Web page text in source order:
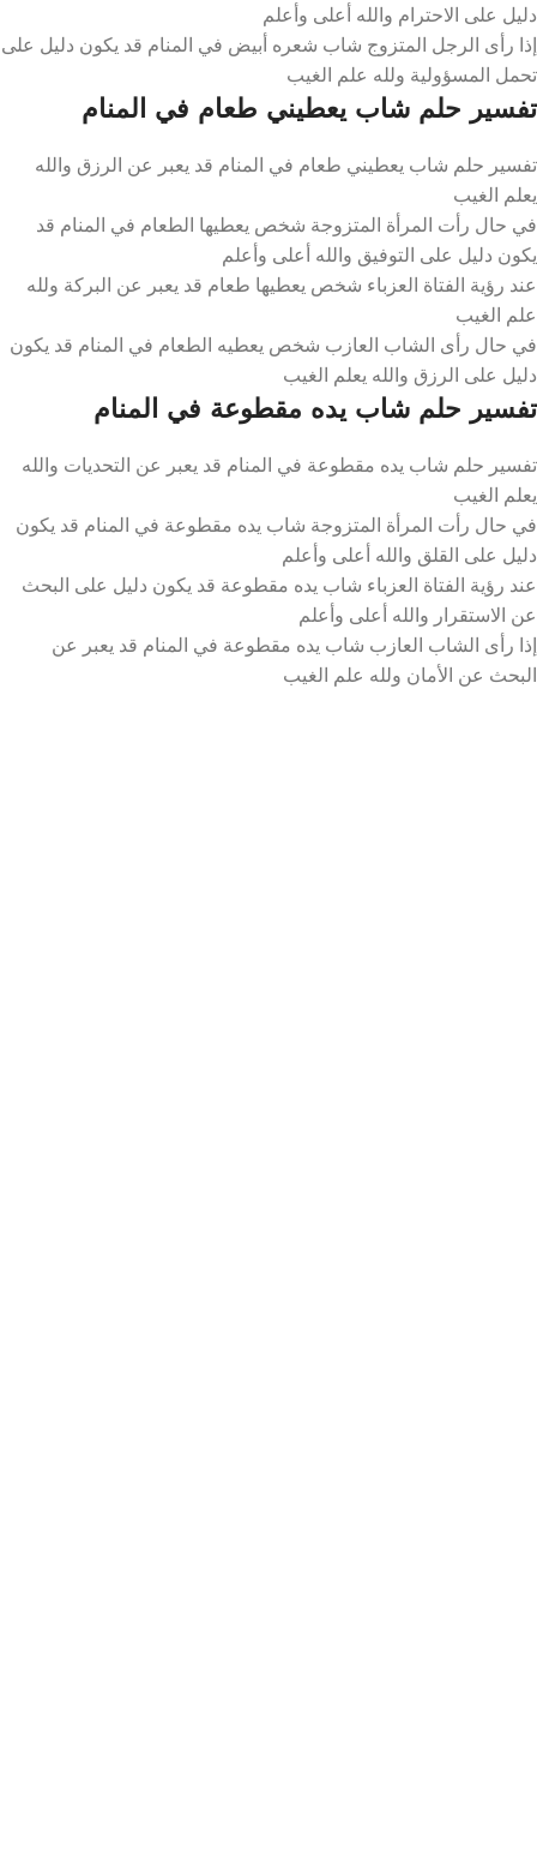
دليل على الاحترام والله أعلى وأعلم
إذا رأى الرجل المتزوج شاب شعره أبيض في المنام قد يكون دليل على
تحمل المسؤولية ولله علم الغيب
تفسير حلم شاب يعطيني طعام في المنام
تفسير حلم شاب يعطيني طعام في المنام قد يعبر عن الرزق والله
يعلم الغيب
في حال رأت المرأة المتزوجة شخص يعطيها الطعام في المنام قد
يكون دليل على التوفيق والله أعلى وأعلم
عند رؤية الفتاة العزباء شخص يعطيها طعام قد يعبر عن البركة ولله
علم الغيب
في حال رأى الشاب العازب شخص يعطيه الطعام في المنام قد يكون
دليل على الرزق والله يعلم الغيب
تفسير حلم شاب يده مقطوعة في المنام
تفسير حلم شاب يده مقطوعة في المنام قد يعبر عن التحديات والله
يعلم الغيب
في حال رأت المرأة المتزوجة شاب يده مقطوعة في المنام قد يكون
دليل على القلق والله أعلى وأعلم
عند رؤية الفتاة العزباء شاب يده مقطوعة قد يكون دليل على البحث
عن الاستقرار والله أعلى وأعلم
إذا رأى الشاب العازب شاب يده مقطوعة في المنام قد يعبر عن
البحث عن الأمان ولله علم الغيب